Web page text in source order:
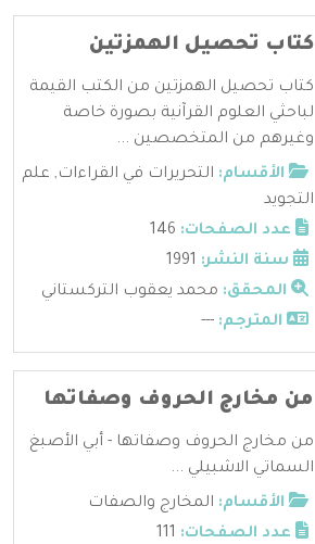
كتاب تحصيل الهمزتين
كتاب تحصيل الهمزتين من الكتب القيمة
لباحثي العلوم القرآنية بصورة خاصة
وغيرهم من المتخصصين ...
الأقسام: التحريرات في القراءات, علم
التجويد
عدد الصفحات:
سنة النشر:
المحقق: محمد يعقوب التركستاني
المترجم: ---
من مخارج الحروف وصفاتها
من مخارج الحروف وصفاتها - أبي الأصبغ
السماتي الاشبيلي ...
الأقسام: المخارج والصفات
عدد الصفحات: